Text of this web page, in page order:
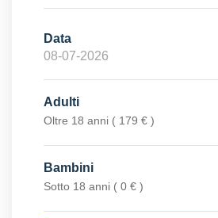
Data
Adulti
Oltre 18 anni ( 179 € )
Bambini
Sotto 18 anni ( 0 € )